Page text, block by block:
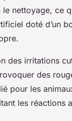
nettoyage, ce
doté d’un
des irritations
des
pour les
les réactions